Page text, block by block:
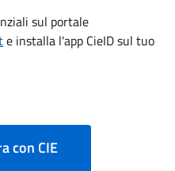
sul portale
e installa l'app CieID sul tuo
con CIE